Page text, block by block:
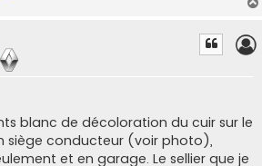
blanc de décoloration du cuir sur le
siège conducteur (voir photo),
et en garage. Le sellier que je